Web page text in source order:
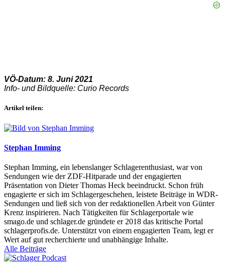
VÖ-Datum: 8. Juni 2021
Info- und Bildquelle: Curio Records
Artikel teilen:
Stephan Imming
Stephan Imming, ein lebenslanger Schlagerenthusiast, war von
Sendungen wie der ZDF-Hitparade und der engagierten
Präsentation von Dieter Thomas Heck beeindruckt. Schon früh
engagierte er sich im Schlagergeschehen, leistete Beiträge in WDR-
Sendungen und ließ sich von der redaktionellen Arbeit von Günter
Krenz inspirieren. Nach Tätigkeiten für Schlagerportale wie
smago.de und schlager.de gründete er 2018 das kritische Portal
schlagerprofis.de. Unterstützt von einem engagierten Team, legt er
Wert auf gut recherchierte und unabhängige Inhalte.
Alle Beiträge